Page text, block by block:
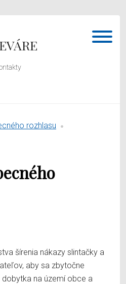
rozhlasu
šírenia nákazy slintačky a
aby sa zbytočne
na území obce a